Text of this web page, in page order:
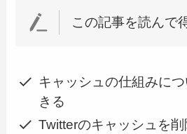
この記事を読んで
キャッシュの仕組みに
きる
Twitterのキャッシュを